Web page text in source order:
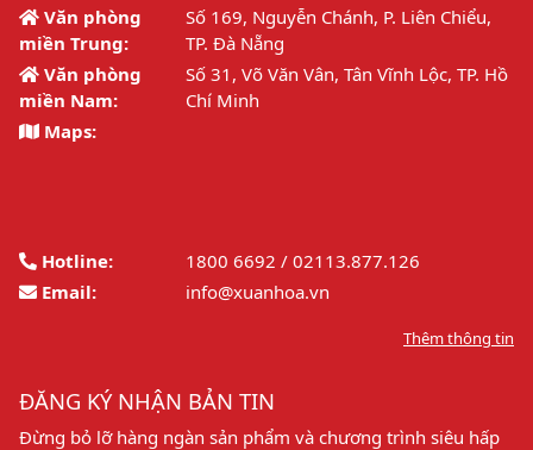
Văn phòng
miền Trung:
Số 169, Nguyễn Chánh, P. Liên Chiểu,
TP. Đà Nẵng
Văn phòng
miền Nam:
Số 31, Võ Văn Vân, Tân Vĩnh Lộc, TP. Hồ
Chí Minh
Maps:
Hotline:
1800 6692 / 02113.877.126
Email:
info@xuanhoa.vn
Thêm thông tin
ĐĂNG KÝ NHẬN BẢN TIN
Đừng bỏ lỡ hàng ngàn sản phẩm và chương trình siêu hấp